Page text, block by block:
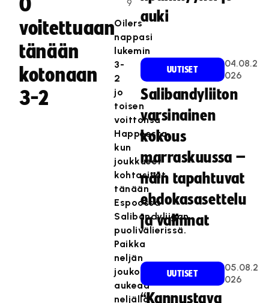
0
voitettuaan
tänään
kotonaan
3-2
9
Oilers
nappasi
lukemin
3-
2
jo
toisen
voittonsa
Happeesta,
kun
joukkueet
kohtasivat
tänään
Espoossa
Salibandyliigan
puolivälierissä.
Paikka
neljän
joukossa
aukeaa
neljällä
auki
UUTISET
04.08.2
026
Salibandyliiton
varsinainen
kokous
marraskuussa –
näin tapahtuvat
ehdokasasettelu
ja valinnat
UUTISET
05.08.2
026
“Kannustava